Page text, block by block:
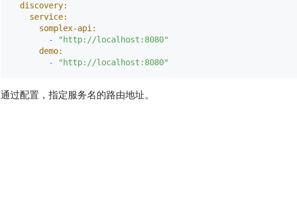
discovery:
service:
somplex-api:
-
"http://localhost:8080"
demo:
-
"http://localhost:8080"
通过配置，指定服务名的路由地址。